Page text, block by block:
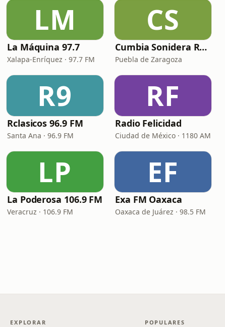
LM
La Máquina 97.7
Xalapa-Enríquez · 97.7 FM
CS
Cumbia Sonidera Radio
Puebla de Zaragoza
R9
Rclasicos 96.9 FM
Santa Ana · 96.9 FM
RF
Radio Felicidad
Ciudad de México · 1180 AM
LP
La Poderosa 106.9 FM
Veracruz · 106.9 FM
EF
Exa FM Oaxaca
Oaxaca de Juárez · 98.5 FM
EXPLORAR POPULARES